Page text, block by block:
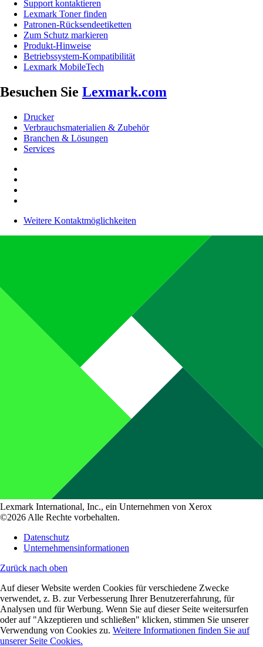
Support kontaktieren
Lexmark Toner finden
Patronen-Rücksendeetiketten
Zum Schutz markieren
Produkt-Hinweise
Betriebssystem-Kompatibilität
Lexmark MobileTech
Besuchen Sie Lexmark.com
Drucker
Verbrauchsmaterialien & Zubehör
Branchen & Lösungen
Services
Weitere Kontaktmöglichkeiten
Lexmark International, Inc., ein Unternehmen von Xerox
©2026 Alle Rechte vorbehalten.
Datenschutz
Unternehmensinformationen
Zurück nach oben
Auf dieser Website werden Cookies für verschiedene Zwecke
verwendet, z. B. zur Verbesserung Ihrer Benutzererfahrung, für
Analysen und für Werbung. Wenn Sie auf dieser Seite weitersurfen
oder auf "Akzeptieren und schließen" klicken, stimmen Sie unserer
Verwendung von Cookies zu. Weitere Informationen finden Sie auf
unserer Seite Cookies.